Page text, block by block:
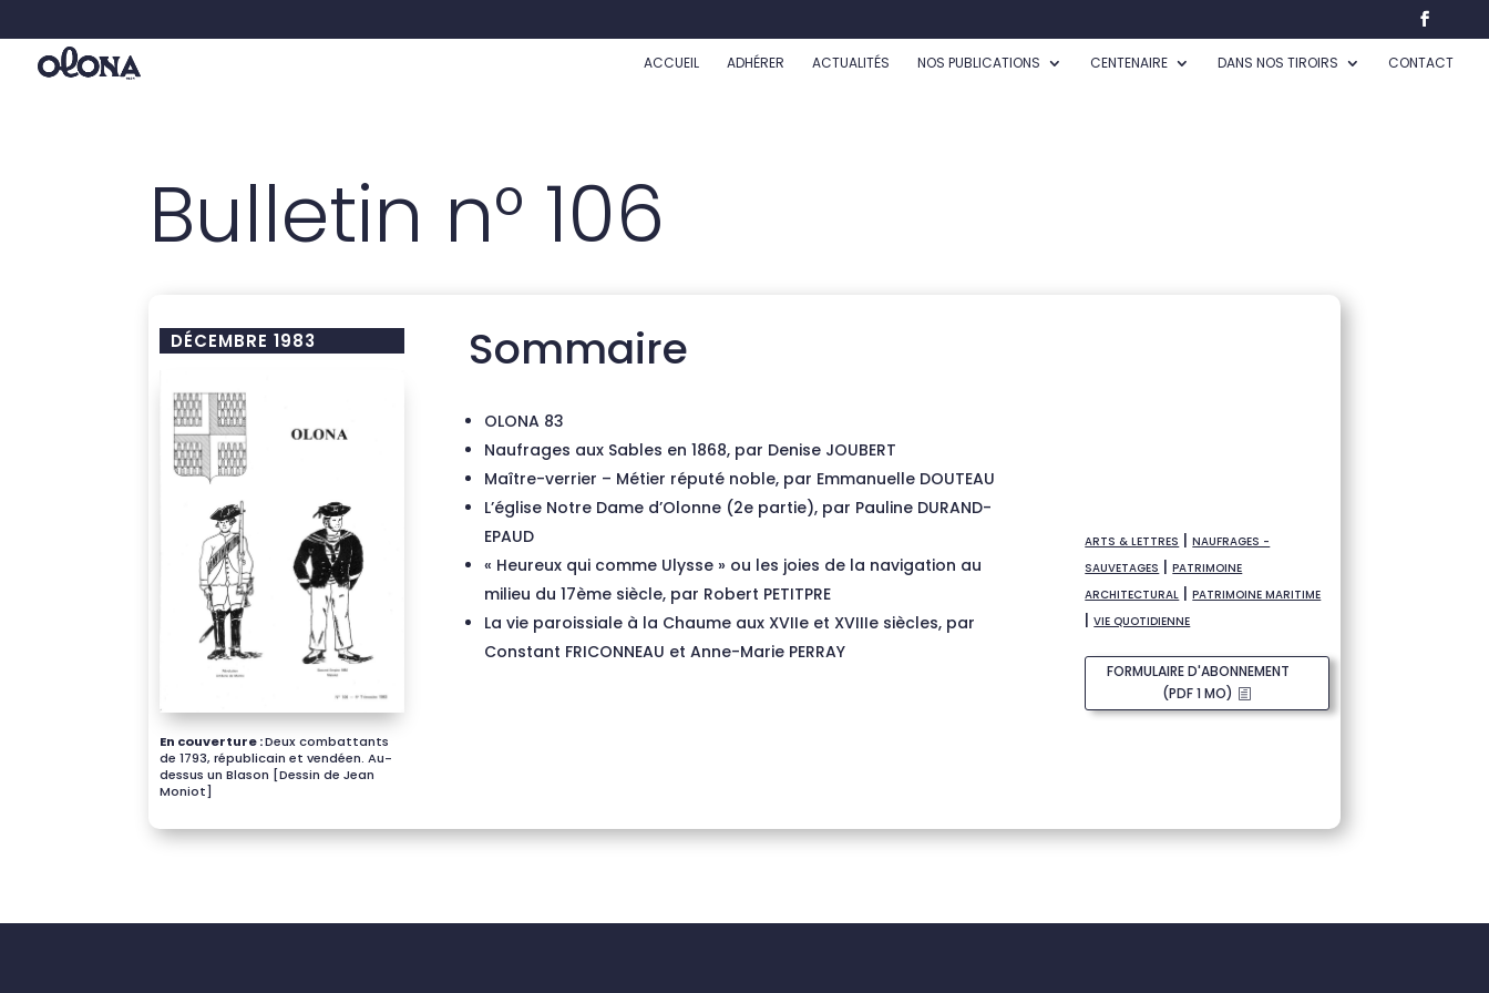
ACCUEIL ADHÉRER ACTUALITÉS NOS PUBLICATIONS CENTENAIRE DANS NOS TIROIRS CONTACT
Bulletin n° 106
DÉCEMBRE 1983
En couverture :Deux combattants
de 1793, républicain et vendéen. Au-
dessus un Blason [Dessin de Jean
Moniot]
Sommaire
OLONA 83
Naufrages aux Sables en 1868, par Denise JOUBERT
Maître-verrier – Métier réputé noble, par Emmanuelle DOUTEAU
L’église Notre Dame d’Olonne (2e partie), par Pauline DURAND-
EPAUD
« Heureux qui comme Ulysse » ou les joies de la navigation au
milieu du 17ème siècle, par Robert PETITPRE
La vie paroissiale à la Chaume aux XVIIe et XVIIIe siècles, par
Constant FRICONNEAU et Anne-Marie PERRAY
ARTS & LETTRES |NAUFRAGES -
SAUVETAGES |PATRIMOINE
ARCHITECTURAL |PATRIMOINE MARITIME
|VIE QUOTIDIENNE
FORMULAIRE D'ABONNEMENT
(PDF 1 MO)